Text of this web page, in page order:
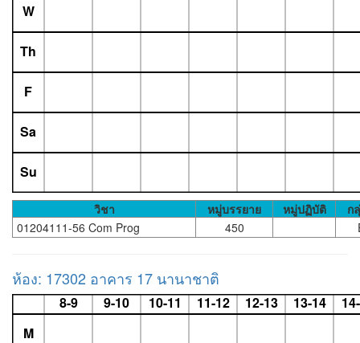
W
Th
F
Sa
Su
วิชา หมู่บรรยาย หมู่ปฏิบัติ
ก
01204111-56 Com Prog
450
ห้อง: 17302 อาคาร 17 นานาชาติ
8-9 9-10 10-11 11-12 12-13 13-14
M